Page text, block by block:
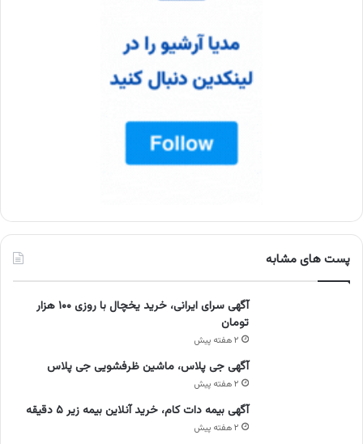
پست های مشابه
آگهی سرای ایرانی، خرید یخچال با روزی ۱۰۰ هزار
تومان
۲ هفته پیش
آگهی جی پلاس، ماشین ظرفشویی جی پلاس
۲ هفته پیش
آگهی بیمه دات کام، خرید آنلاین بیمه زیر ۵ دقیقه
۲ هفته پیش